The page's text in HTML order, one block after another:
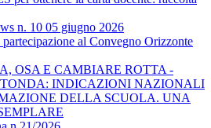
n. 10 05 giugno 2026
partecipazione al Convegno Orizzonte
OSA E CAMBIARE ROTTA -
INDICAZIONI NAZIONALI
DELLA SCUOLA. UNA